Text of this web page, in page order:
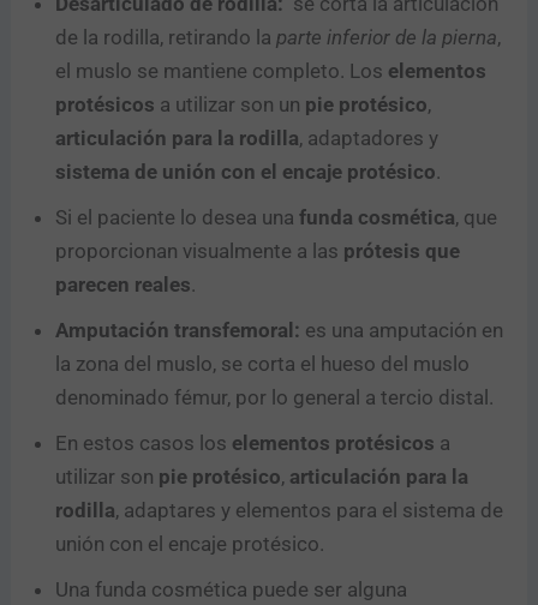
de la rodilla, retirando laparte inferior de la pierna,
el muslo se mantiene completo. Los elementos
protésicos a utilizar son un pie protésico,
articulación para la rodilla, adaptadores y
sistema de unión con el encaje protésico.
Si el paciente lo desea unafunda cosmética, que
proporcionan visualmente a las prótesis que
parecen reales.
Amputación transfemoral: es una amputación en
la zona del muslo, se corta el hueso del muslo
denominado fémur, por lo general a tercio distal.
En estos casos los elementos protésicos a
utilizar son pie protésico, articulación para la
rodilla, adaptares y elementos para el sistema de
unión con el encaje protésico.
Una funda cosmética puede ser alguna